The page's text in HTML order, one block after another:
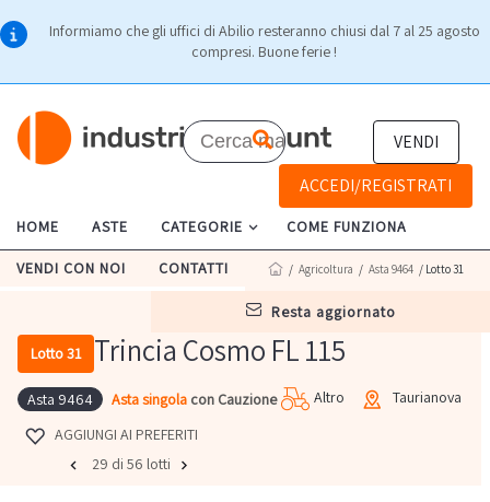
Informiamo che gli uffici di Abilio resteranno chiusi dal 7 al 25 agosto
compresi. Buone ferie !
VENDI
ACCEDI/REGISTRATI
HOME ASTE CATEGORIE COME FUNZIONA
VENDI CON NOI CONTATTI
resta aggiornato
/ Agricoltura / Asta 9464 / Lotto 31
Lotto 31 Trincia Cosmo FL 115
Asta 9464 Asta singola con Cauzione Altro
Taurianova
AGGIUNGI AI PREFERITI
29 di 56 lotti